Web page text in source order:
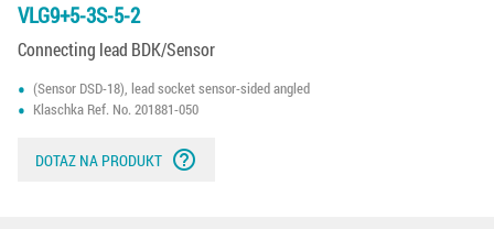
VLG9+5-3S-5-2
Connecting lead BDK/Sensor
(Sensor DSD-18), lead socket sensor-sided angled
Klaschka Ref. No. 201881-050
DOTAZ NA PRODUKT help_outline